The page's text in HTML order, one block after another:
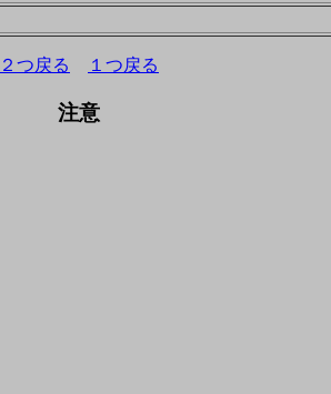
２つ戻る １つ戻る
注意